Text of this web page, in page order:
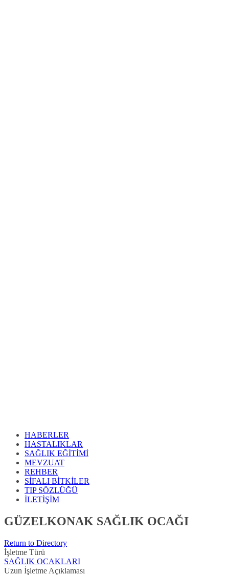
HABERLER
HASTALIKLAR
SAĞLIK EĞİTİMİ
MEVZUAT
REHBER
SİFALI BİTKİLER
TIP SÖZLÜĞÜ
İLETİŞİM
GÜZELKONAK SAĞLIK OCAĞI
Return to Directory
İşletme Türü
SAĞLIK OCAKLARI
Uzun İşletme Açıklaması